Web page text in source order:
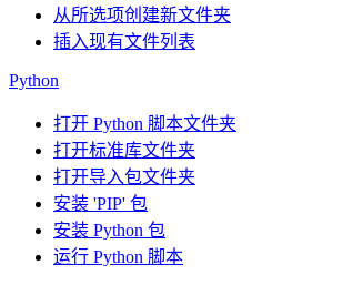
从所选项创建新文件夹
插入现有文件列表
Python
打开 Python 脚本文件夹
打开标准库文件夹
打开导入包文件夹
安装 'PIP' 包
安装 Python 包
运行 Python 脚本